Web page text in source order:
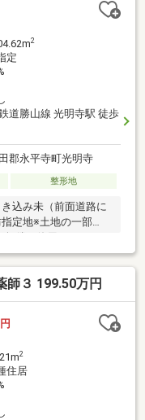
2
定
道勝山線 光明寺駅 徒歩
郡永平寺町光明寺
整形地
込み未（前面道路に
定地※土地の一部
師３ 199.50万円
2
住居